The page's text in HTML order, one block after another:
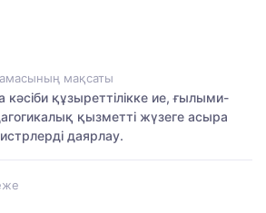
мақсаты
кәсіби құзыреттілікке ие, ғылыми-
қызметті жүзеге асыра
даярлау.